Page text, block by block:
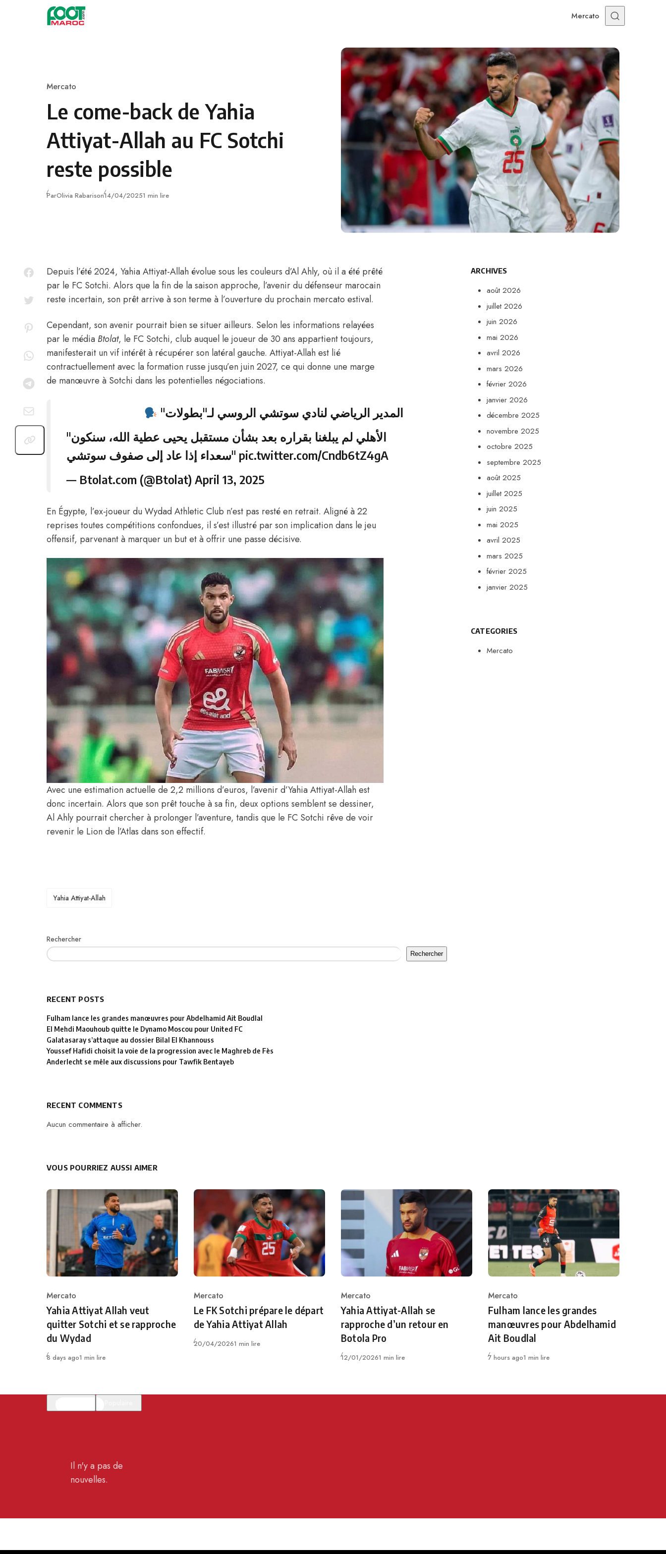
Skip to content
Mercato
Category
Mercato
Le come-back de Yahia
Attiyat-Allah au FC Sotchi
reste possible
ParOlivia RabarisonPublié
14/04/20251 min lire
Depuis l’été 2024, Yahia Attiyat-Allah évolue sous les couleurs d’Al Ahly, où il a été prêté
par le FC Sotchi. Alors que la fin de la saison approche, l’avenir du défenseur marocain
reste incertain, son prêt arrive à son terme à l’ouverture du prochain mercato estival.
Cependant, son avenir pourrait bien se situer ailleurs. Selon les informations relayées
par le média Btolat, le FC Sotchi, club auquel le joueur de 30 ans appartient toujours,
manifesterait un vif intérêt à récupérer son latéral gauche. Attiyat-Allah est lié
contractuellement avec la formation russe jusqu’en juin 2027, ce qui donne une marge
de manœuvre à Sotchi dans les potentielles négociations.
المدير الرياضي لنادي سوتشي الروسي لـ"بطولات"
"الأهلي لم يبلغنا بقراره بعد بشأن مستقبل يحيى عطية الله، سنكون
سعداء إذا عاد إلى صفوف سوتشي" pic.twitter.com/Cndb6tZ4gA
— Btolat.com (@Btolat) April 13, 2025
En Égypte, l’ex-joueur du Wydad Athletic Club n’est pas resté en retrait. Aligné à 22
reprises toutes compétitions confondues, il s’est illustré par son implication dans le jeu
offensif, parvenant à marquer un but et à offrir une passe décisive.
Avec une estimation actuelle de 2,2 millions d’euros, l’avenir d’Yahia Attiyat-Allah est
donc incertain. Alors que son prêt touche à sa fin, deux options semblent se dessiner,
Al Ahly pourrait chercher à prolonger l’aventure, tandis que le FC Sotchi rêve de voir
revenir le Lion de l’Atlas dans son effectif.
TAGS
Yahia Attiyat-Allah
Rechercher
Rechercher
RECENT POSTS
Fulham lance les grandes manœuvres pour Abdelhamid Ait Boudlal
El Mehdi Maouhoub quitte le Dynamo Moscou pour United FC
Galatasaray s’attaque au dossier Bilal El Khannouss
Youssef Hafidi choisit la voie de la progression avec le Maghreb de Fès
Anderlecht se mêle aux discussions pour Tawfik Bentayeb
RECENT COMMENTS
Aucun commentaire à afficher.
ARCHIVES
août 2026
juillet 2026
juin 2026
mai 2026
avril 2026
mars 2026
février 2026
janvier 2026
décembre 2025
novembre 2025
octobre 2025
septembre 2025
août 2025
juillet 2025
juin 2025
mai 2025
avril 2025
mars 2025
février 2025
janvier 2025
CATEGORIES
Mercato
VOUS POURRIEZ AUSSI AIMER
Category
Mercato
Yahia Attiyat Allah veut
quitter Sotchi et se rapproche
du Wydad
Publié
8 days ago1 min lire
Category
Mercato
Le FK Sotchi prépare le départ
de Yahia Attiyat Allah
Publié
20/04/20261 min lire
Category
Mercato
Yahia Attiyat-Allah se
rapproche d’un retour en
Botola Pro
Publié
12/01/20261 min lire
Category
Mercato
Fulham lance les grandes
manœuvres pour Abdelhamid
Ait Boudlal
Publié
7 hours ago1 min lire
Il n'y a pas de
nouvelles.